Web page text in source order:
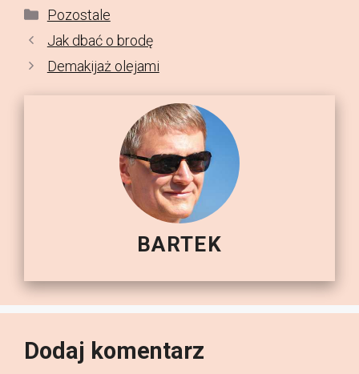
Kategorie
Pozostale
Jak dbać o brodę
Demakijaż olejami
BARTEK
Dodaj komentarz